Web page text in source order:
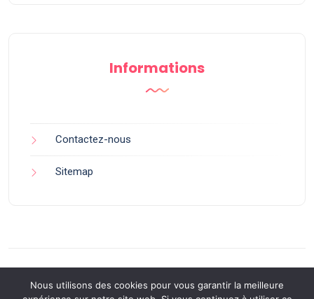
Informations
Contactez-nous
Sitemap
Nous utilisons des cookies pour vous garantir la meilleure